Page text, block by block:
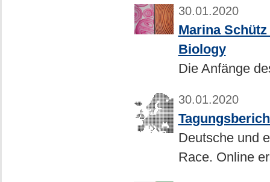
30.01.2020
Marina
Biology
Die Anfänge
30.01.2020
Deutsche und
Race. Online